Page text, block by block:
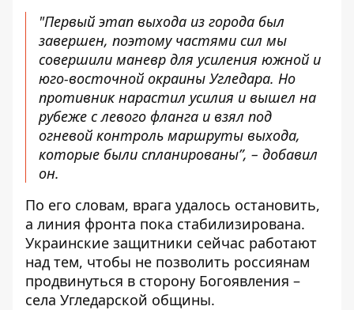
"Первый этап выхода из города был
завершен, поэтому частями сил мы
совершили маневр для усиления южной и
юго-восточной окраины Угледара. Но
противник нарастил усилия и вышел на
рубеже с левого фланга и взял под
огневой контроль маршруты выхода,
которые были спланированы”, – добавил
он.
По его словам, врага удалось остановить,
а линия фронта пока стабилизирована.
Украинские защитники сейчас работают
над тем, чтобы не позволить россиянам
продвинуться в сторону Богоявления –
села Угледарской общины.